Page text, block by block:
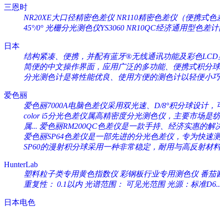
三恩时
NR20XE大口径精密色差仪 NR110精密色差仪（便携式色
45°/0° 光栅分光测色仪YS3060 NR10QC经济通用型色差
日本
结构紧凑、便携，并配有蓝牙®无线通讯功能及彩色LCD
简便的中文操作界面，应用广泛的多功能、便携式积分
分光测色计是将性能优良、使用方便的测色计以轻便小
爱色丽
爱色丽7000A电脑色差仪采用双光速、D/8°积分球设计，
color i5分光色差仪属高精密度分光测色仪，主要市场是
属... 爱色丽RM200QC色差仪是一款手持、经济实惠的解
爱色丽SP64色差仪是一部先进的分光色差仪，专为快速
SP60的漫射积分球采用一种非常稳定，耐用与高反射材料
HunterLab
塑料粒子类专用黄色指数仪 彩钢板行业专用测色仪 番茄
重复性： 0.1以内 光谱范围： 可见光范围 光源：标准
日本电色